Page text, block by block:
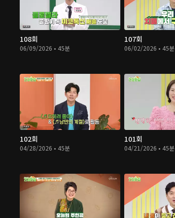
108회
06/09/2026 • 45분
107회
06/02/2026 • 45분
102회
04/28/2026 • 45분
101회
04/21/2026 • 45분